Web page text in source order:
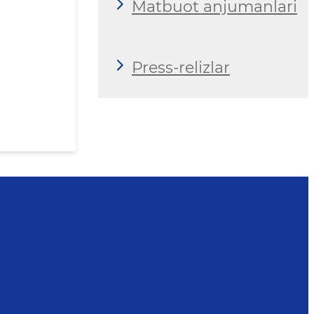
Matbuot anjumanlari
Press-relizlar